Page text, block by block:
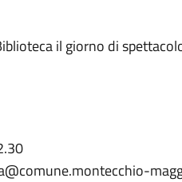
il giorno di